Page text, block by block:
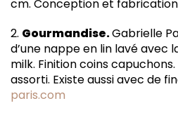
cm. Conception et
2. Gourmandise.Gabrielle
d’une nappe en lin lavé avec
milk. Finition coins
assorti. Existe aussi avec de
paris.com